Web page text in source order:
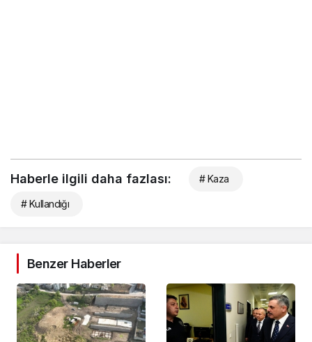
Haberle ilgili daha fazlası: # Kaza
# Kullandığı
Benzer Haberler